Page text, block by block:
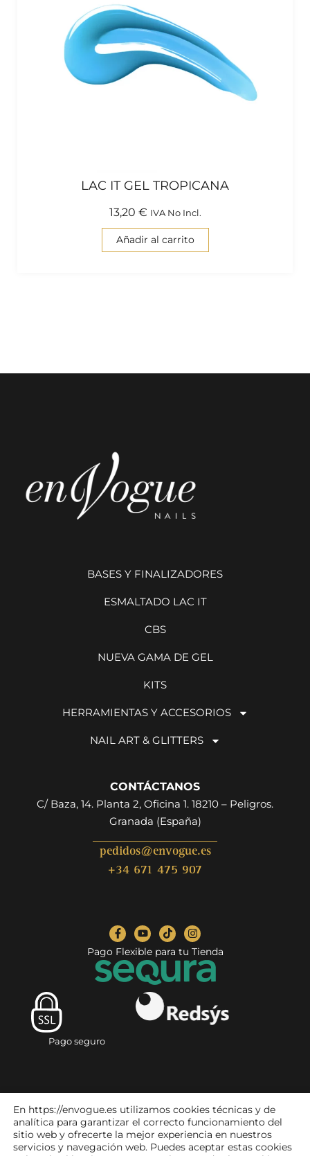
LAC IT GEL TROPICANA
13,20 € IVA No Incl.
Añadir al carrito
BASES Y FINALIZADORES
ESMALTADO LAC IT
CBS
NUEVA GAMA DE GEL
KITS
HERRAMIENTAS Y ACCESORIOS
NAIL ART & GLITTERS
CONTÁCTANOS
C/ Baza, 14. Planta 2, Oficina 1. 18210 – Peligros.
Granada (España)
pedidos@envogue.es
+34 671 475 907
Pago Flexible para tu Tienda
Pago seguro
En https://envogue.es utilizamos cookies técnicas y de
analítica para garantizar el correcto funcionamiento del
sitio web y ofrecerte la mejor experiencia en nuestros
servicios y navegación web. Puedes aceptar estas cookies